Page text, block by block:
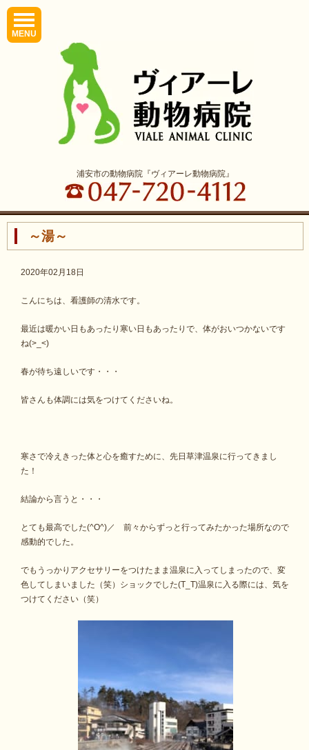
MENU
浦安市の動物病院『ヴィアーレ動物病院』
～湯～
2020年02月18日
こんにちは、看護師の清水です。
最近は暖かい日もあったり寒い日もあったりで、体がおいつかないです
ね(>_<)
春が待ち遠しいです・・・
皆さんも体調には気をつけてくださいね。
寒さで冷えきった体と心を癒すために、先日草津温泉に行ってきまし
た！
結論から言うと・・・
とても最高でした(^O^)／ 前々からずっと行ってみたかった場所なので
感動的でした。
でもうっかりアクセサリーをつけたまま温泉に入ってしまったので、変
色してしまいました（笑）ショックでした(T_T)温泉に入る際には、気を
つけてください（笑）